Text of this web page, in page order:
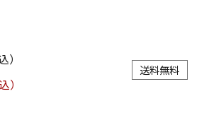
）
）
送料無料